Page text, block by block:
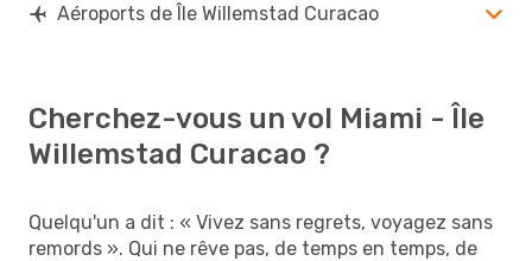
Aéroports de Île Willemstad Curacao
Cherchez-vous un vol Miami - Île
Willemstad Curacao ?
Quelqu'un a dit : « Vivez sans regrets, voyagez sans
remords ». Qui ne rêve pas, de temps en temps, de